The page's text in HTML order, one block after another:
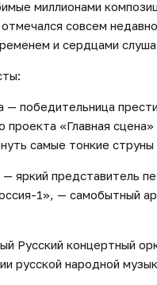
миллионами
совсем
и сердцами
победительница
проекта «Главная
самые тонкие
яркий представитель
1», — самобытный
Русский концертный
русской народной